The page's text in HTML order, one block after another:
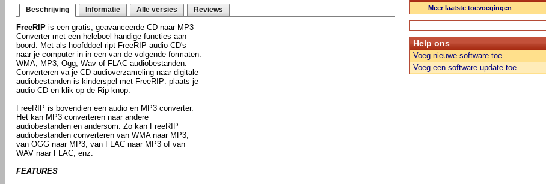
Beschrijving Informatie Alle versies Reviews
FreeRIP is een gratis, geavanceerde CD naar MP3
Converter met een heleboel handige functies aan
boord. Met als hoofddoel ript FreeRIP audio-CD's
naar je computer in in een van de volgende formaten:
WMA, MP3, Ogg, Wav of FLAC audiobestanden.
Converteren va je CD audioverzameling naar digitale
audiobestanden is kinderspel met FreeRIP: plaats je
audio CD en klik op de Rip-knop.
FreeRIP is bovendien een audio en MP3 converter.
Het kan MP3 converteren naar andere
audiobestanden en andersom. Zo kan FreeRIP
audiobestanden converteren van WMA naar MP3,
van OGG naar MP3, van FLAC naar MP3 of van
WAV naar FLAC, enz.
FEATURES
Meer laatste toevoegingen
Help ons
Voeg nieuwe software toe
Voeg een software update toe